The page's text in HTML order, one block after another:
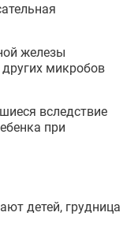
железы
микробов
вследствие
при
детей, грудница